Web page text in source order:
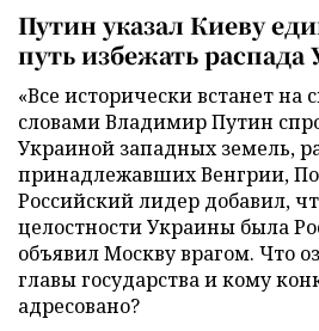
Путин указал Киеву
путь избежать
«Все исторически встанет на
словами Владимир Путин
Украиной западных земель,
принадлежавших Венгрии,
Российский лидер добавил,
целостности Украины была
объявил Москву врагом. Что
главы государства и кому
адресовано?